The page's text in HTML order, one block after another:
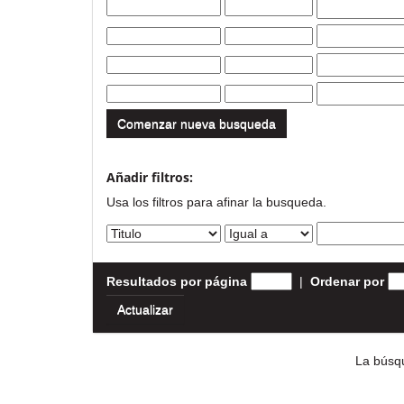
Comenzar nueva busqueda
Añadir filtros:
Usa los filtros para afinar la busqueda.
Resultados por página | Ordenar por
La